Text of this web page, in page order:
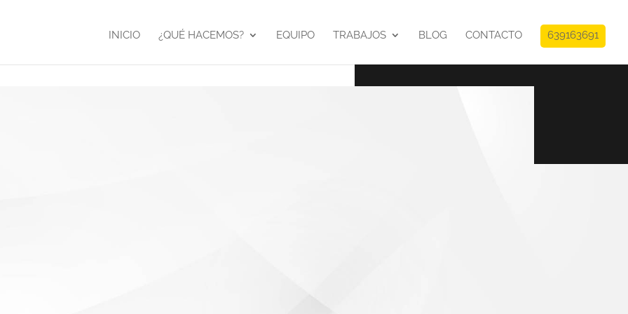
INICIO ¿QUÉ HACEMOS? EQUIPO TRABAJOS BLOG CONTACTO 639163691